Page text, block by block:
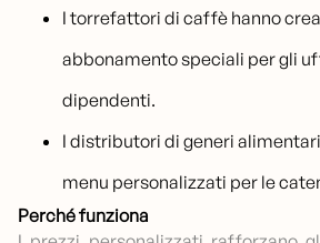
I torrefattori di caffè hanno
abbonamento speciali per gli
dipendenti.
I distributori di generi
menu personalizzati per le
Perché funziona